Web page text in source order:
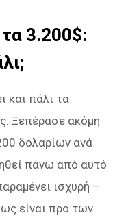
3.200$:
και πάλι τα
Ξεπέρασε ακόμη
δολαρίων ανά
πάνω από αυτό
ισχυρή –
είναι προ των